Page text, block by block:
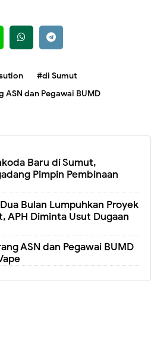
#di Sumut
ASN dan Pegawai BUMD
Baru di Sumut,
Pimpin Pembinaan
Bulan Lumpuhkan Proyek
APH Diminta Usut Dugaan
ASN dan Pegawai BUMD